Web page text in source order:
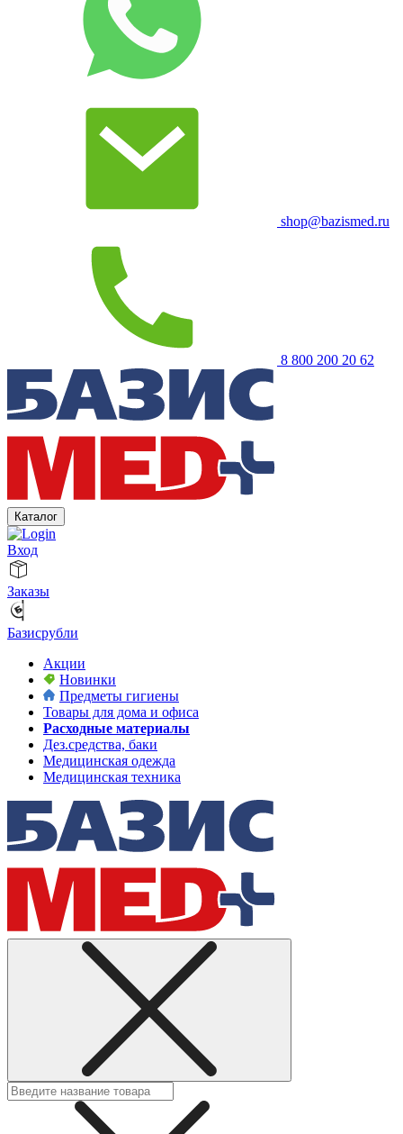
shop@bazismed.ru
8 800 200 20 62
Каталог
Вход
Заказы
Базисрубли
Акции
Новинки
Предметы гигиены
Товары для дома и офиса
Расходные материалы
Дез.средства, баки
Медицинская одежда
Медицинская техника